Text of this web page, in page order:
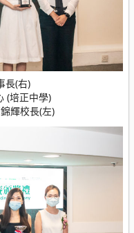
長(右)
(培正中學)
輝校長(左)